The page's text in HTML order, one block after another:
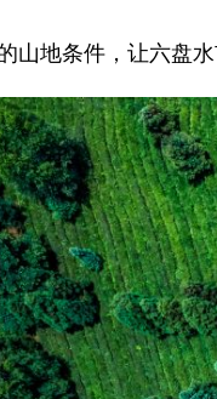
地条件，让六盘水